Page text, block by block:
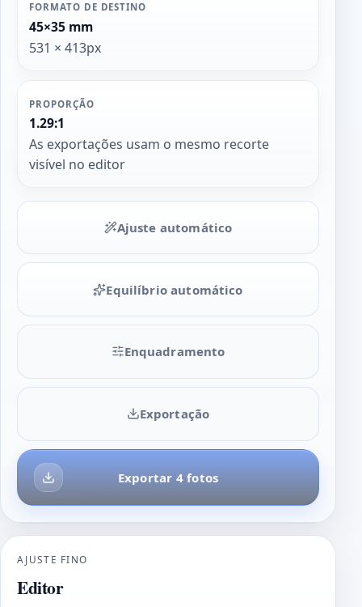
FORMATO DE DESTINO
45×35 mm
531 × 413px
PROPORÇÃO
1.29:1
As exportações usam o mesmo recorte
visível no editor
Ajuste automático
Equilíbrio automático
Enquadramento
Exportar 4 fotos
Exportação
AJUSTE FINO
Editor